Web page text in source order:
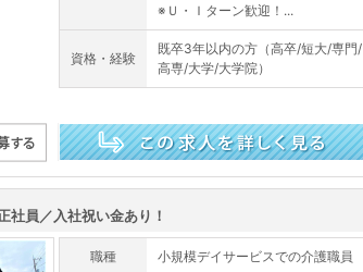
※Ｕ・Ｉターン歓迎！...
資格・経験
既卒3年以内の方（高卒/短大/専門/
高専/大学/大学院）
社員／入社祝い金あり！
職種 小規模デイサービスでの介護職員